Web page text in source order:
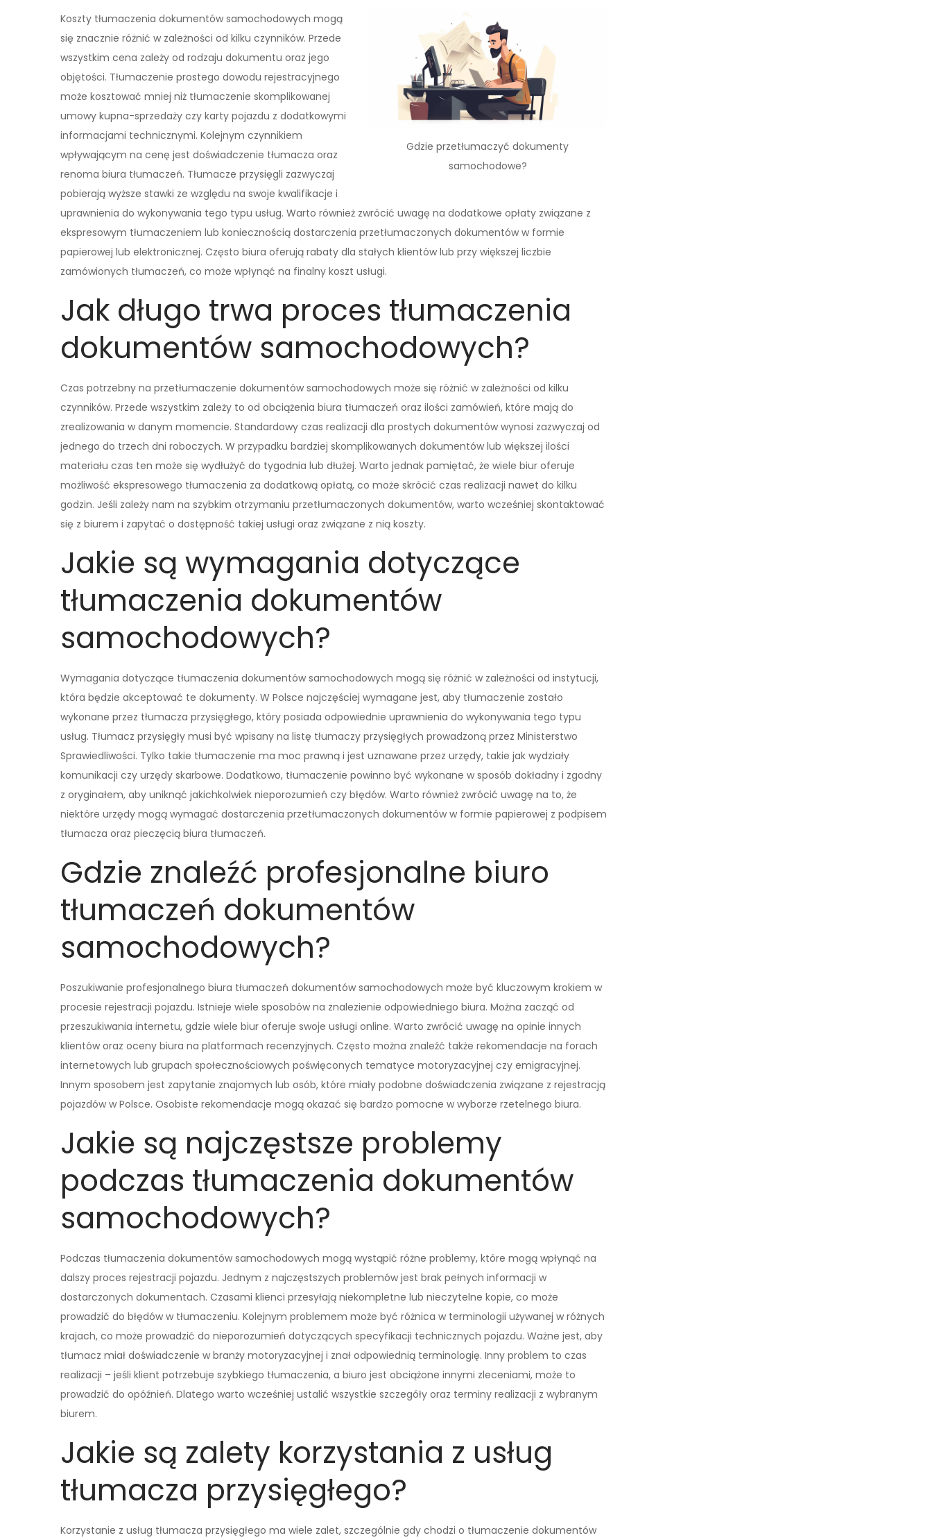
Gdzie przetłumaczyć dokumenty
samochodowe?
Koszty tłumaczenia dokumentów samochodowych mogą
się znacznie różnić w zależności od kilku czynników. Przede
wszystkim cena zależy od rodzaju dokumentu oraz jego
objętości. Tłumaczenie prostego dowodu rejestracyjnego
może kosztować mniej niż tłumaczenie skomplikowanej
umowy kupna-sprzedaży czy karty pojazdu z dodatkowymi
informacjami technicznymi. Kolejnym czynnikiem
wpływającym na cenę jest doświadczenie tłumacza oraz
renoma biura tłumaczeń. Tłumacze przysięgli zazwyczaj
pobierają wyższe stawki ze względu na swoje kwalifikacje i
uprawnienia do wykonywania tego typu usług. Warto również zwrócić uwagę na dodatkowe opłaty związane z
ekspresowym tłumaczeniem lub koniecznością dostarczenia przetłumaczonych dokumentów w formie
papierowej lub elektronicznej. Często biura oferują rabaty dla stałych klientów lub przy większej liczbie
zamówionych tłumaczeń, co może wpłynąć na finalny koszt usługi.
Jak długo trwa proces tłumaczenia
dokumentów samochodowych?
Czas potrzebny na przetłumaczenie dokumentów samochodowych może się różnić w zależności od kilku
czynników. Przede wszystkim zależy to od obciążenia biura tłumaczeń oraz ilości zamówień, które mają do
zrealizowania w danym momencie. Standardowy czas realizacji dla prostych dokumentów wynosi zazwyczaj od
jednego do trzech dni roboczych. W przypadku bardziej skomplikowanych dokumentów lub większej ilości
materiału czas ten może się wydłużyć do tygodnia lub dłużej. Warto jednak pamiętać, że wiele biur oferuje
możliwość ekspresowego tłumaczenia za dodatkową opłatą, co może skrócić czas realizacji nawet do kilku
godzin. Jeśli zależy nam na szybkim otrzymaniu przetłumaczonych dokumentów, warto wcześniej skontaktować
się z biurem i zapytać o dostępność takiej usługi oraz związane z nią koszty.
Jakie są wymagania dotyczące
tłumaczenia dokumentów
samochodowych?
Wymagania dotyczące tłumaczenia dokumentów samochodowych mogą się różnić w zależności od instytucji,
która będzie akceptować te dokumenty. W Polsce najczęściej wymagane jest, aby tłumaczenie zostało
wykonane przez tłumacza przysięgłego, który posiada odpowiednie uprawnienia do wykonywania tego typu
usług. Tłumacz przysięgły musi być wpisany na listę tłumaczy przysięgłych prowadzoną przez Ministerstwo
Sprawiedliwości. Tylko takie tłumaczenie ma moc prawną i jest uznawane przez urzędy, takie jak wydziały
komunikacji czy urzędy skarbowe. Dodatkowo, tłumaczenie powinno być wykonane w sposób dokładny i zgodny
z oryginałem, aby uniknąć jakichkolwiek nieporozumień czy błędów. Warto również zwrócić uwagę na to, że
niektóre urzędy mogą wymagać dostarczenia przetłumaczonych dokumentów w formie papierowej z podpisem
tłumacza oraz pieczęcią biura tłumaczeń.
Gdzie znaleźć profesjonalne biuro
tłumaczeń dokumentów
samochodowych?
Poszukiwanie profesjonalnego biura tłumaczeń dokumentów samochodowych może być kluczowym krokiem w
procesie rejestracji pojazdu. Istnieje wiele sposobów na znalezienie odpowiedniego biura. Można zacząć od
przeszukiwania internetu, gdzie wiele biur oferuje swoje usługi online. Warto zwrócić uwagę na opinie innych
klientów oraz oceny biura na platformach recenzyjnych. Często można znaleźć także rekomendacje na forach
internetowych lub grupach społecznościowych poświęconych tematyce motoryzacyjnej czy emigracyjnej.
Innym sposobem jest zapytanie znajomych lub osób, które miały podobne doświadczenia związane z rejestracją
pojazdów w Polsce. Osobiste rekomendacje mogą okazać się bardzo pomocne w wyborze rzetelnego biura.
Jakie są najczęstsze problemy
podczas tłumaczenia dokumentów
samochodowych?
Podczas tłumaczenia dokumentów samochodowych mogą wystąpić różne problemy, które mogą wpłynąć na
dalszy proces rejestracji pojazdu. Jednym z najczęstszych problemów jest brak pełnych informacji w
dostarczonych dokumentach. Czasami klienci przesyłają niekompletne lub nieczytelne kopie, co może
prowadzić do błędów w tłumaczeniu. Kolejnym problemem może być różnica w terminologii używanej w różnych
krajach, co może prowadzić do nieporozumień dotyczących specyfikacji technicznych pojazdu. Ważne jest, aby
tłumacz miał doświadczenie w branży motoryzacyjnej i znał odpowiednią terminologię. Inny problem to czas
realizacji – jeśli klient potrzebuje szybkiego tłumaczenia, a biuro jest obciążone innymi zleceniami, może to
prowadzić do opóźnień. Dlatego warto wcześniej ustalić wszystkie szczegóły oraz terminy realizacji z wybranym
biurem.
Jakie są zalety korzystania z usług
tłumacza przysięgłego?
Korzystanie z usług tłumacza przysięgłego ma wiele zalet, szczególnie gdy chodzi o tłumaczenie dokumentów